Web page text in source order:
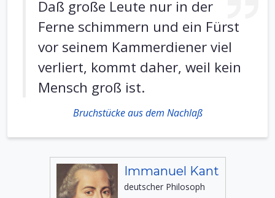
Daß große Leute nur in der
Ferne schimmern und ein Fürst
vor seinem Kammerdiener viel
verliert, kommt daher, weil kein
Mensch groß ist.
Bruchstücke aus dem Nachlaß
Immanuel Kant
deutscher Philosoph